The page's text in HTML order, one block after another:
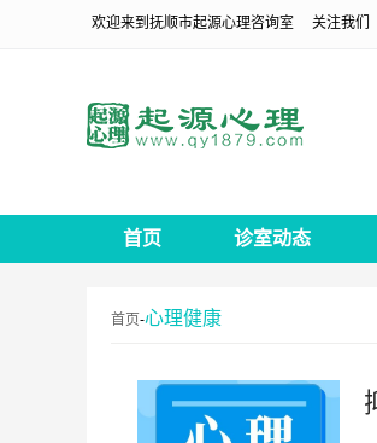
欢迎来到抚顺市起源心理咨询室 关注我们
首页 诊室动态
首页-心理健康